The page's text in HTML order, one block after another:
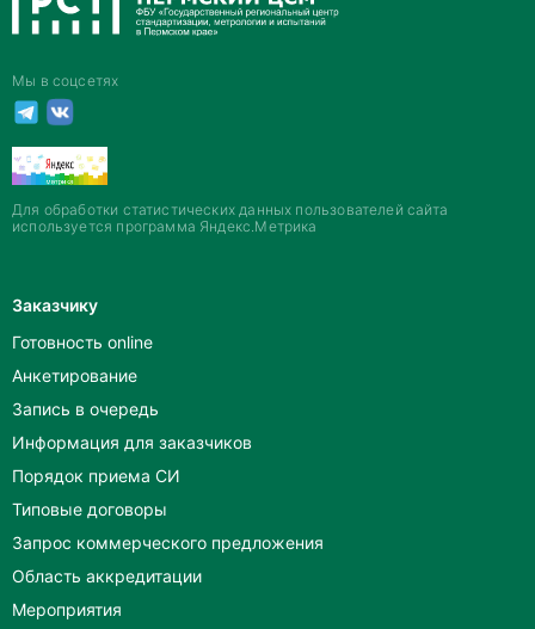
Мы в соцсетях
Для обработки статистических данных пользователей сайта
используется программа Яндекс.Метрика
Заказчику
Готовность online
Анкетирование
Запись в очередь
Информация для заказчиков
Порядок приема СИ
Типовые договоры
Запрос коммерческого предложения
Область аккредитации
Мероприятия